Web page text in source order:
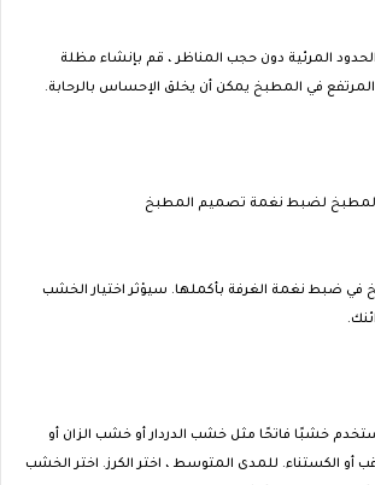
المرئية دون حجب المناظر ، قم بإنشاء مظلة
في المطبخ يمكن أن يخلق الإحساس بالرحابة.
ضبط نغمة الغرفة بأكملها. سيؤثر اختيار الخشب
خشبًا فاتحًا مثل خشب الدردار أو خشب الزان أو
أو الكستناء. للمدى المتوسط ​​، اختر الكرز. اختر الخشب